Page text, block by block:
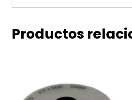
Productos